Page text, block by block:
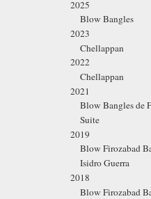
2025
Blow Bangles
2023
Chellappan
2022
Chellappan
2021
Blow Bangles de
Suite
2019
Blow Firozabad
Isidro Guerra
2018
Blow Firozabad